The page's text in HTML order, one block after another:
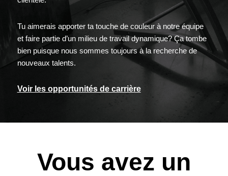
Tu aimerais apporter ta touche de couleur à notre équipe
et faire partie d’un milieu de travail dynamique? Ça tombe
bien puisque nous sommes toujours à la recherche de
nouveaux talents.
Voir les opportunités de carrière
Vous avez un